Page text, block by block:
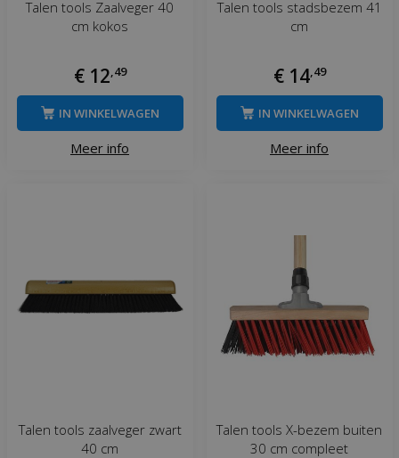
Talen tools Zaalveger 40
cm kokos
€ 12 49
Meer info
IN WINKELWAGEN
Talen tools stadsbezem 41
cm
€ 14 49
Meer info
IN WINKELWAGEN
Talen tools zaalveger zwart
40 cm
Talen tools X-bezem buiten
30 cm compleet